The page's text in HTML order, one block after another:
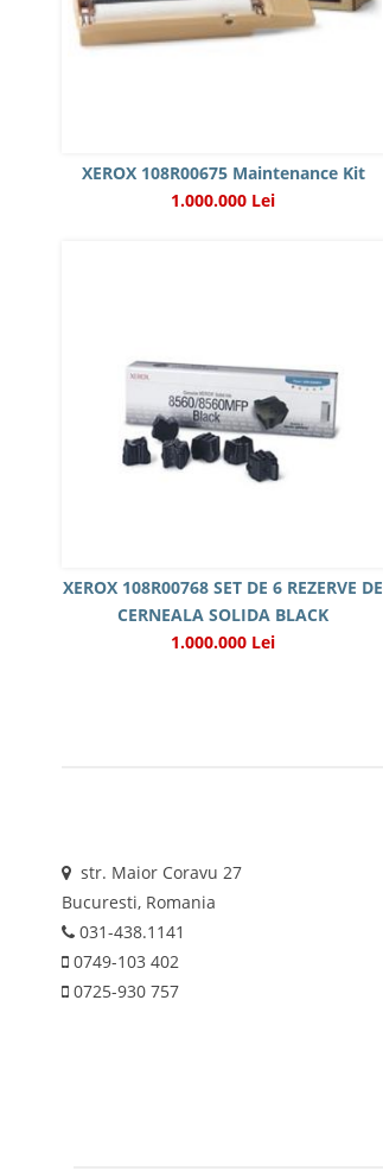
XEROX 108R00675 Maintenance Kit
1.000.000 Lei
XEROX 108R00768 SET DE 6 REZERVE DE
CERNEALA SOLIDA BLACK
1.000.000 Lei
str. Maior Coravu 27
Bucuresti, Romania
031-438.1141
0749-103 402
0725-930 757